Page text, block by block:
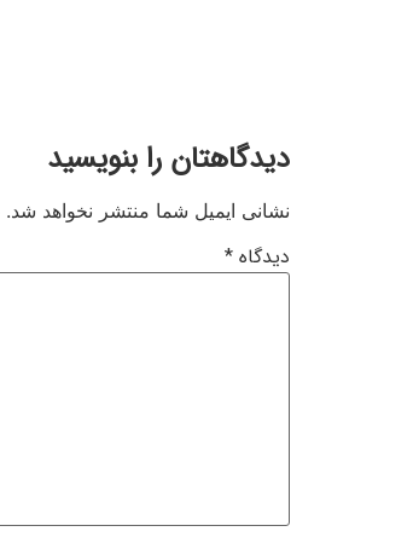
دیدگاهتان را بنویسید
نشانی ایمیل شما منتشر نخواهد شد.
دیدگاه *